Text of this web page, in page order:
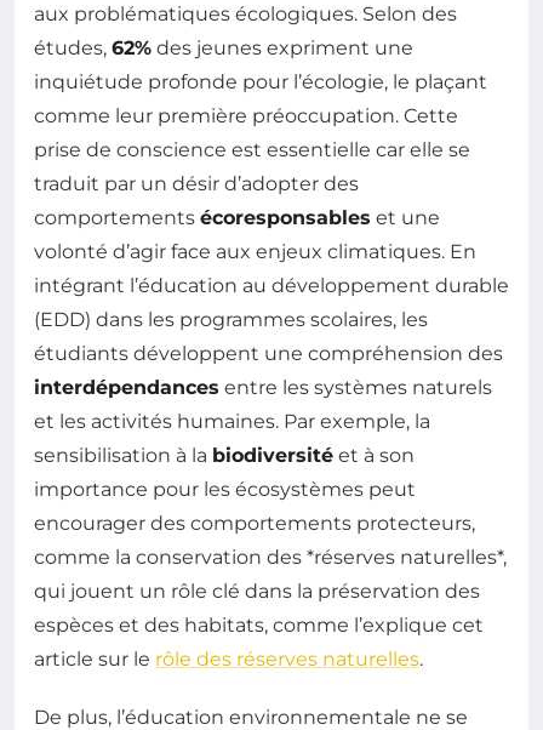
aux problématiques écologiques. Selon des
études, 62% des jeunes expriment une
inquiétude profonde pour l’écologie, le plaçant
comme leur première préoccupation. Cette
prise de conscience est essentielle car elle se
traduit par un désir d’adopter des
comportements écoresponsables et une
volonté d’agir face aux enjeux climatiques. En
intégrant l’éducation au développement durable
(EDD) dans les programmes scolaires, les
étudiants développent une compréhension des
interdépendances entre les systèmes naturels
et les activités humaines. Par exemple, la
sensibilisation à la biodiversité et à son
importance pour les écosystèmes peut
encourager des comportements protecteurs,
comme la conservation des *réserves naturelles*,
qui jouent un rôle clé dans la préservation des
espèces et des habitats, comme l’explique cet
article sur le rôle des réserves naturelles.
De plus, l’éducation environnementale ne se